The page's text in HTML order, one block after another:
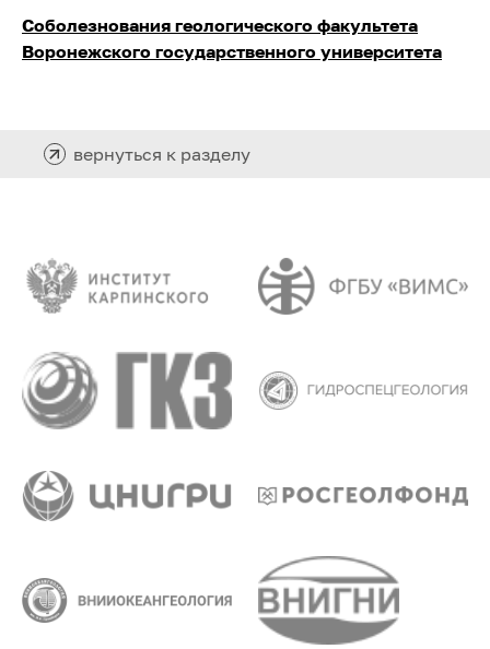
Соболезнования геологического факультета
Воронежского государственного университета
вернуться к разделу